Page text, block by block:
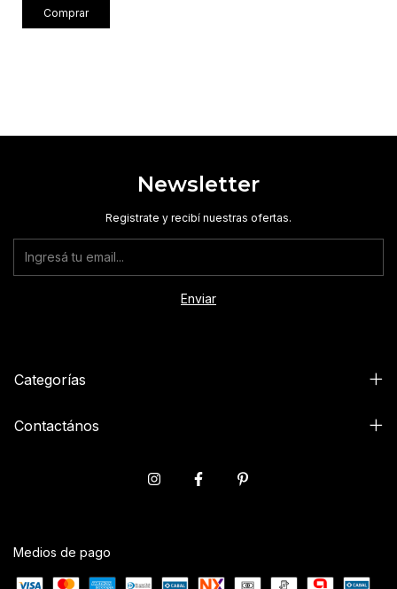
Comprar
Newsletter
Registrate y recibí nuestras ofertas.
Categorías
Contactános
Medios de pago